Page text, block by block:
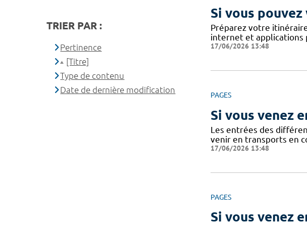
Si vous
Préparez votre
internet et applications
17/06/2026 13:48
PAGES
Si vous venez
Les entrées des
venir en transports en
17/06/2026 13:48
PAGES
Si vous venez
TRIER PAR :
Pertinence
[Titre]
Type de contenu
Date de dernière modification